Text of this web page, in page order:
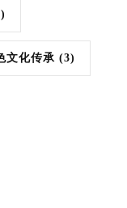
文化传承 (3)